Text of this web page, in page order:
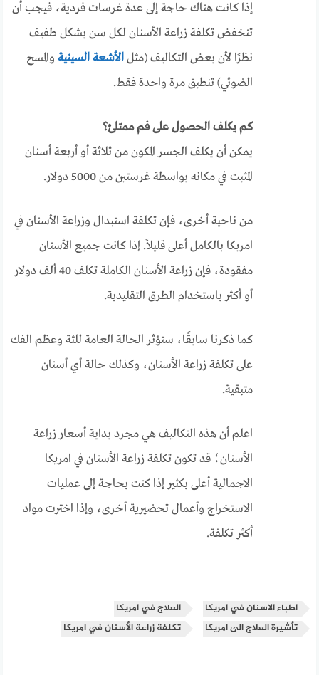
إذا كانت هناك حاجة إلى عدة غرسات فردية، فيجب أن
تنخفض تكلفة زراعة الأسنان لكل سن بشكل طفيف
نظرًا لأن بعض التكاليف (مثلالأشعة السينية والمسح
الضوئي) تنطبق مرة واحدة فقط.
كم يكلف الحصول على فم ممتلئ؟
يمكن أن يكلف الجسر المكون من ثلاثة أو أربعة أسنان
المثبت في مكانه بواسطة غرستين من 5000 دولار.
من ناحية أخرى، فإن تكلفة استبدال وزراعة الأسنان في
امريكا بالكامل أعلى قليلاً. إذا كانت جميع الأسنان
مفقودة، فإن زراعة الأسنان الكاملة تكلف 40 ألف دولار
أو أكثر باستخدام الطرق التقليدية.
كما ذكرنا سابقًا، ستؤثر الحالة العامة للثة وعظم الفك
على تكلفة زراعة الأسنان، وكذلك حالة أي أسنان
متبقية.
اعلم أن هذه التكاليف هي مجرد بداية أسعار زراعة
الأسنان؛ قد تكون تكلفة زراعة الأسنان في امريكا
الاجمالية أعلى بكثير إذا كنت بحاجة إلى عمليات
الاستخراج وأعمال تحضيرية أخرى، وإذا اخترت مواد
أكثر تكلفة.
اطباء الاسنان في امريكا
العلاج في امريكا
تأشيرة العلاج الى امريكا
تكلفة زراعة الأسنان في امريكا